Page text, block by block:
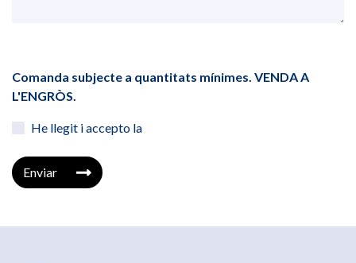
Comanda subjecte a quantitats mínimes. VENDA A
L'ENGRÒS.
He llegit i accepto la
Enviar